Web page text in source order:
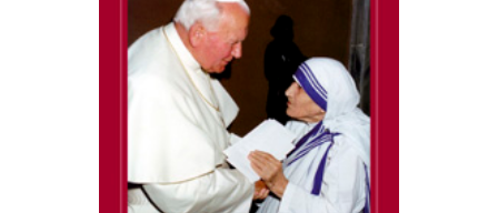
AGGIUNGI AL CARRELLO